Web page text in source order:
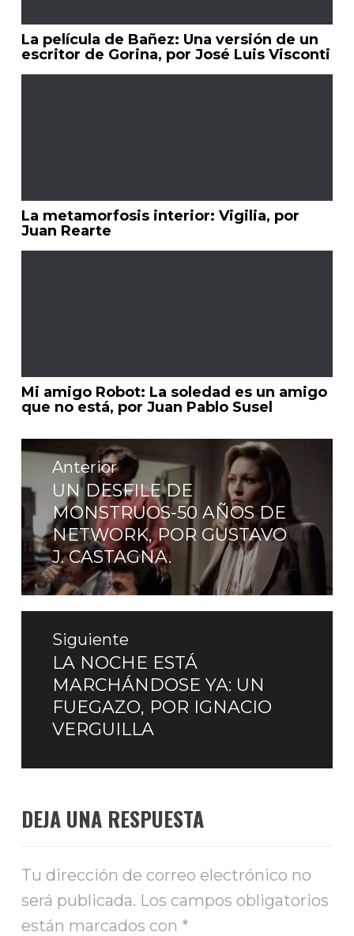
La película de Bañez: Una versión de un
escritor de Gorina, por José Luis Visconti
La metamorfosis interior: Vigilia, por
Juan Rearte
Mi amigo Robot: La soledad es un amigo
que no está, por Juan Pablo Susel
Navegación
entradas
Anterior
Entrada
anterior:
UN DESFILE DE
MONSTRUOS-50 AÑOS DE
NETWORK, POR GUSTAVO
J. CASTAGNA.
Siguiente
Entrada
siguiente:
LA NOCHE ESTÁ
MARCHÁNDOSE YA: UN
FUEGAZO, POR IGNACIO
VERGUILLA
DEJA UNA RESPUESTA
Tu dirección de correo electrónico no
será publicada. Los campos obligatorios
están marcados con *